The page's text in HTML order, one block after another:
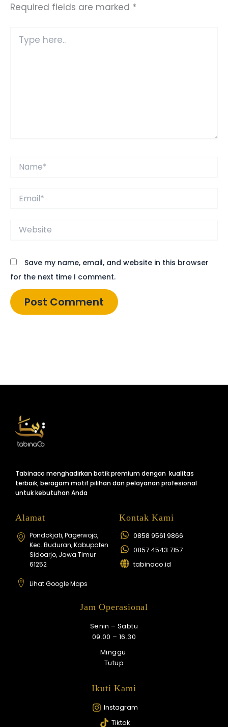
Required fields are marked *
here..
Website
Save my name, email, and website in this browser
for the next time I comment.
Tabinaco menghadirkan batik premium dengan kualitas
terbaik, beragam motif pilihan dan pelayanan profesional
untuk kebutuhan Anda
Alamat
Pondokjati, Pagerwojo,
Kec. Buduran, Kabupaten
Sidoarjo, Jawa Timur
61252
Lihat Google Maps
Kontak Kami
0858 9561 9866
0857 4543 7157
tabinaco.id
Jam Operasional
Senin – Sabtu
09.00 – 16.30
Minggu
Tutup
Ikuti Kami
Instagram
Tiktok